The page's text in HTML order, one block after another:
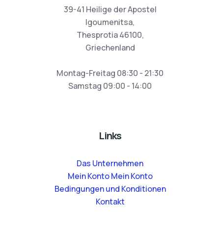
39-41 Heilige der Apostel
Igoumenitsa,
Thesprotia 46100,
Griechenland
Montag-Freitag 08:30 - 21:30
Samstag 09:00 - 14:00
Links
Das Unternehmen
Mein Konto Mein Konto
Bedingungen und Konditionen
Kontakt